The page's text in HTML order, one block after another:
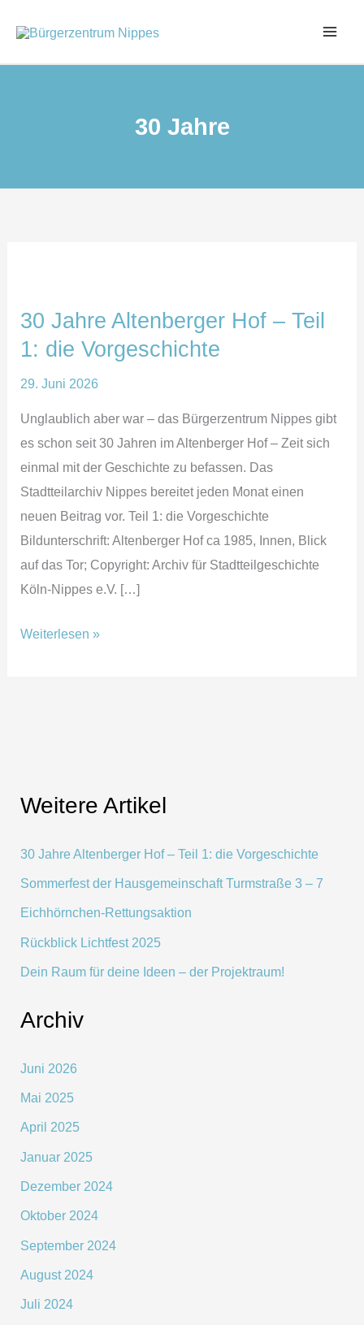
Inhalt
30 Jahre
30 Jahre Altenberger Hof – Teil
1: die Vorgeschichte
29. Juni 2026
Unglaublich aber war – das Bürgerzentrum Nippes gibt
es schon seit 30 Jahren im Altenberger Hof – Zeit sich
einmal mit der Geschichte zu befassen. Das
Stadtteilarchiv Nippes bereitet jeden Monat einen
neuen Beitrag vor. Teil 1: die Vorgeschichte
Bildunterschrift: Altenberger Hof ca 1985, Innen, Blick
auf das Tor; Copyright: Archiv für Stadtteilgeschichte
Köln-Nippes e.V. […]
30
die
Weiterlesen »
Weitere Artikel
30 Jahre Altenberger Hof – Teil 1: die Vorgeschichte
Sommerfest der Hausgemeinschaft Turmstraße 3 – 7
Eichhörnchen-Rettungsaktion
Rückblick Lichtfest 2025
Dein Raum für deine Ideen – der Projektraum!
Archiv
Juni 2026
Mai 2025
April 2025
Januar 2025
Dezember 2024
Oktober 2024
September 2024
August 2024
Juli 2024